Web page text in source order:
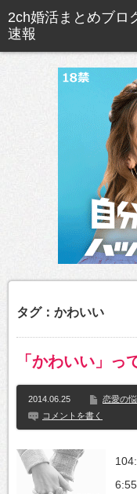
タグ：かわいい
「かわいい」っ
2014.06.25 恋愛の
コメントを書く